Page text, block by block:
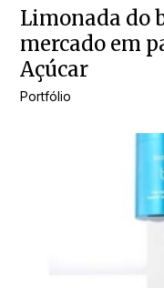
Limonada do
mercado em
Açúcar
Portfólio